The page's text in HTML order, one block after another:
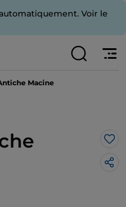
Voir le
Macine